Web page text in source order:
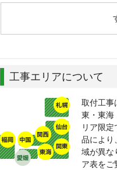
工事エリアについて
取付工事
東・東海
リア限
品により
域が異な
ア表をご